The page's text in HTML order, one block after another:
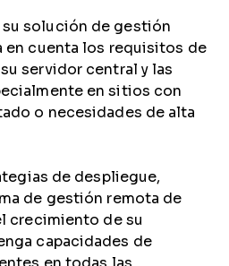
solución de gestión
en cuenta los requisitos de
servidor central y las
en sitios con
o necesidades de alta
de despliegue,
de gestión remota de
crecimiento de su
capacidades de
en todas las